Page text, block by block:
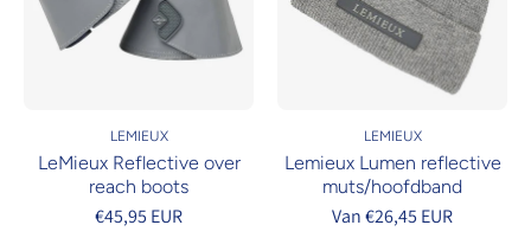
LEMIEUX
LeMieux Reflective over
reach boots
€45,95 EUR
LEMIEUX
Lemieux Lumen reflective
muts/hoofdband
Van €26,45 EUR